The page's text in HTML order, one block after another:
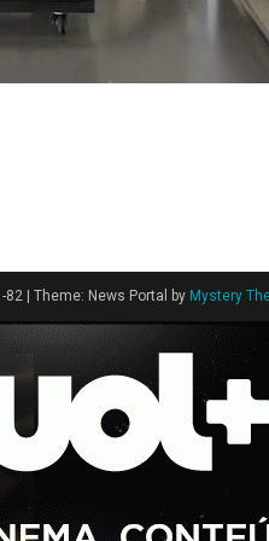
82 Theme: News Portal by Mystery